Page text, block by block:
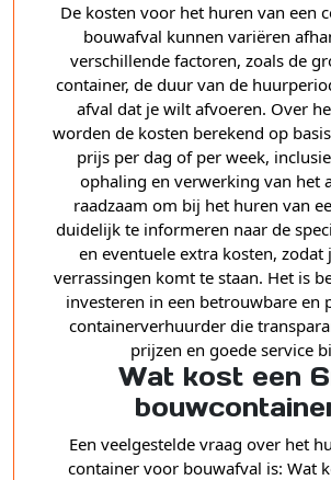
De kosten voor het huren van een
bouwafval kunnen variëren
verschillende factoren, zoals de
container, de duur van de
afval dat je wilt afvoeren. Over
worden de kosten berekend op
prijs per dag of per week,
ophaling en verwerking van het
raadzaam om bij het huren van
duidelijk te informeren naar de
en eventuele extra kosten, zodat
verrassingen komt te staan. Het is
investeren in een betrouwbare en
containerverhuurder die
prijzen en goede service
Wat kost een
Een veelgestelde vraag over het
container voor bouwafval is: Wat